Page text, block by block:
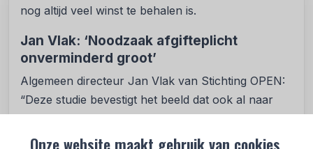
Onze website maakt gebruik van cookies.
nog altijd veel winst te behalen is.
Jan Vlak: ‘Noodzaak afgifteplicht
onverminderd groot’
Algemeen directeur Jan Vlak van Stichting OPEN:
“Deze studie bevestigt het beeld dat ook al naar
voren kwam uit ons recent gepubliceerde
jaarverslag 2025, namelijk dat we elk jaar opnieuw